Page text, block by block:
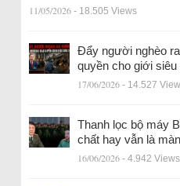
11/05/2026 - 18.505 Views
Đẩy người nghèo
quyền cho giới siêu
17/06/2026 - 14.527
Thanh lọc bộ máy
chất hay vẫn là
16/06/2026 - 4.942 Views